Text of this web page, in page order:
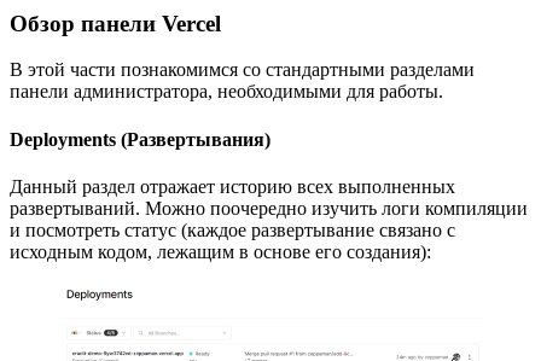
Обзор панели Vercel
В этой части познакомимся со стандартными разделами
панели администратора, необходимыми для работы.
Deployments (Развертывания)
Данный раздел отражает историю всех выполненных
развертываний. Можно поочередно изучить логи компиляции
и посмотреть статус (каждое развертывание связано с
исходным кодом, лежащим в основе его создания):